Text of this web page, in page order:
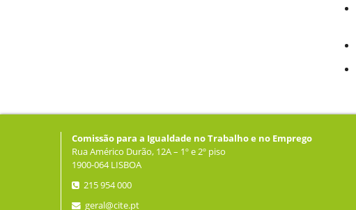
Comissão para a Igualdade no Trabalho e no Emprego
Rua Américo Durão, 12A – 1º e 2º piso
1900-064 LISBOA
215 954 000
geral@cite.pt